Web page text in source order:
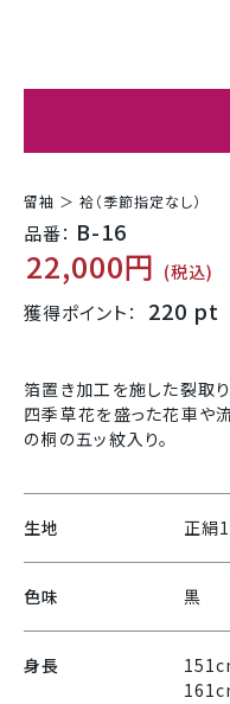
留袖 ＞ 袷（季節指定なし）
品番： B-16
22,000円 (税込)
獲得ポイント： 220 pt
箔置き加工を施した裂取
四季草花を盛った花車や
の桐の五ッ紋入り。
生地 正絹
色味 黒
身長